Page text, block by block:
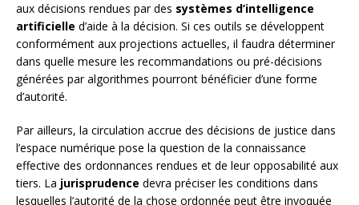
aux décisions rendues par des systèmes d’intelligence
artificielle d’aide à la décision. Si ces outils se développent
conformément aux projections actuelles, il faudra déterminer
dans quelle mesure les recommandations ou pré-décisions
générées par algorithmes pourront bénéficier d’une forme
d’autorité.
Par ailleurs, la circulation accrue des décisions de justice dans
l’espace numérique pose la question de la connaissance
effective des ordonnances rendues et de leur opposabilité aux
tiers. La jurisprudence devra préciser les conditions dans
lesquelles l’autorité de la chose ordonnée peut être invoquée